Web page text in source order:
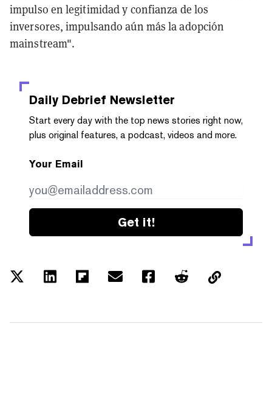
impulso en legitimidad y confianza de los
inversores, impulsando aún más la adopción
mainstream".
Daily Debrief Newsletter
Start every day with the top news stories right now,
plus original features, a podcast, videos and more.
Your Email
Get it!